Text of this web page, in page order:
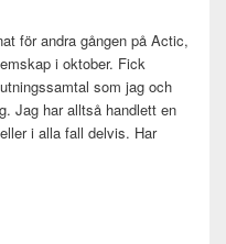
för andra gången på Actic,
i oktober. Fick
som jag och
Jag har alltså handlett en
i alla fall delvis. Har
handledare åt en student